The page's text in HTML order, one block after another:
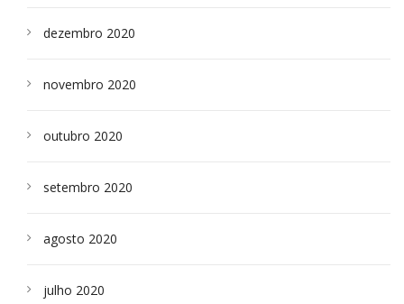
dezembro 2020
novembro 2020
outubro 2020
setembro 2020
agosto 2020
julho 2020